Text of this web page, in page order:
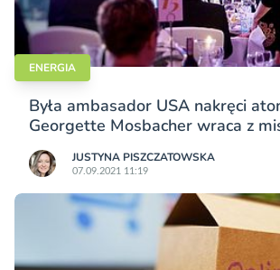
ENERGIA
Była ambasador USA nakręci
Georgette Mosbacher wraca z
JUSTYNA PISZCZATOWSKA
07.09.2021 11:19